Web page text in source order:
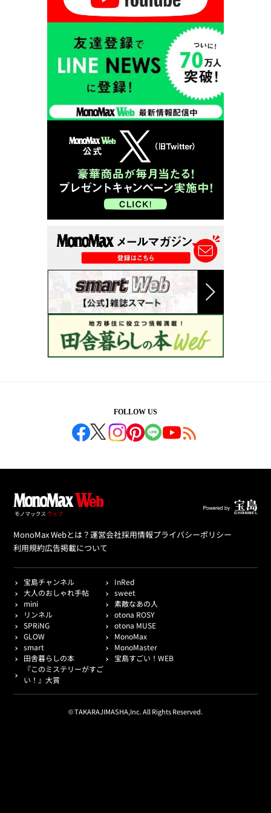
FOLLOW US
MonoMax Webとは？運営会社採用情報プライバシーポリシー
利用規約広告掲載について
宝島チャンネル
InRed
大人のおしゃれ手帖
sweet
mini
素敵なあの人
リンネル
otona ROSY
SPRiNG
otona MUSE
GLOW
MonoMax
smart
MonoMaster
田舎暮らしの本
宝島すごい！WEB
『このミステリーがすご
い！』大賞
© TAKARAJIMASHA,Inc. All Rights Reserved.